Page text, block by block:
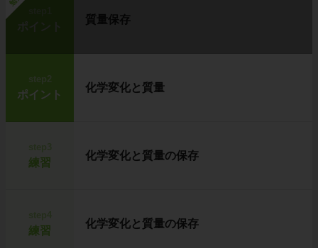
ポイント
質量保存
step2
ポイント
化学変化と質量
練習
化学変化と質量の保存
練習
化学変化と質量の保存